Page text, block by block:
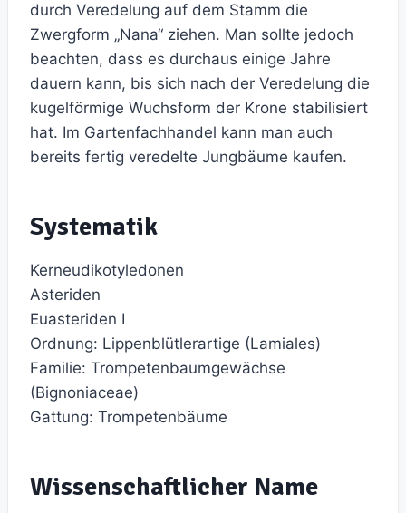
durch Veredelung auf dem Stamm die
Zwergform „Nana“ ziehen. Man sollte jedoch
beachten, dass es durchaus einige Jahre
dauern kann, bis sich nach der Veredelung die
kugelförmige Wuchsform der Krone stabilisiert
hat. Im Gartenfachhandel kann man auch
bereits fertig veredelte Jungbäume kaufen.
Systematik
Kerneudikotyledonen
Asteriden
Euasteriden I
Ordnung: Lippenblütlerartige (Lamiales)
Familie: Trompetenbaumgewächse
(Bignoniaceae)
Gattung: Trompetenbäume
Wissenschaftlicher Name